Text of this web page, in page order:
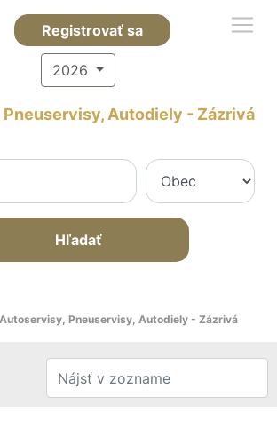
Registrovať sa
2026
Autodiely - Zázrivá
Hľadať
Autoservisy, Pneuservisy, Autodiely - Zázrivá